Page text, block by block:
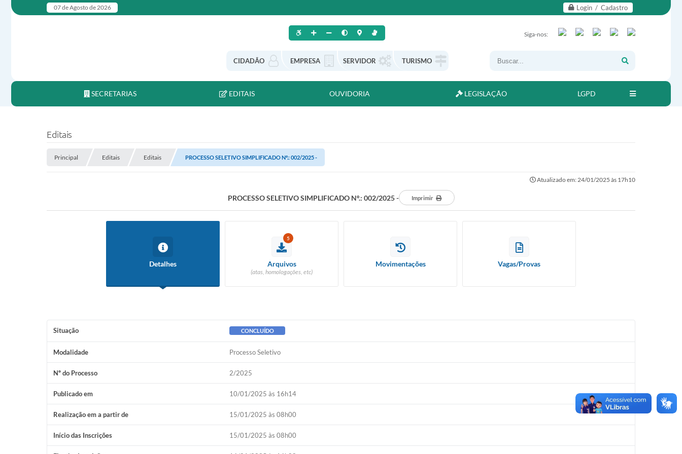
Login / Cadastro
07 de Agosto de 2026
CIDADÃO EMPRESA SERVIDOR TURISMO
Siga-nos:
SECRETARIAS EDITAIS OUVIDORIA LEGISLAÇÃO LGPD
Editais
Principal Editais Editais PROCESSO SELETIVO SIMPLIFICADO Nº.: 002/2025 -
Atualizado em: 24/01/2025 às 17h10
PROCESSO SELETIVO SIMPLIFICADO Nº.: 002/2025 - Imprimir
Detalhes
5
Arquivos
(atas, homologações, etc)
Movimentações Vagas/Provas
Situação CONCLUÍDO
Modalidade Processo Seletivo
Nº do Processo 2/2025
Publicado em 10/01/2025 às 16h14
Realização em a partir de 15/01/2025 às 08h00
Início das Inscrições 15/01/2025 às 08h00